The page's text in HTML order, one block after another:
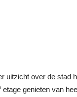
uitzicht over de stad
etage genieten van